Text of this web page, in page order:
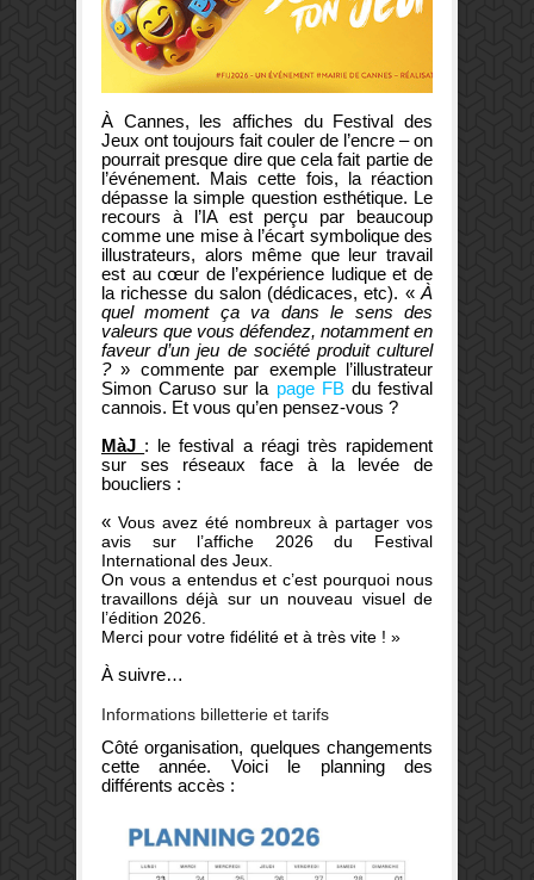
À Cannes, les affiches du Festival des
Jeux ont toujours fait couler de l’encre – on
pourrait presque dire que cela fait partie de
l’événement. Mais cette fois, la réaction
dépasse la simple question esthétique. Le
recours à l’IA est perçu par beaucoup
comme une mise à l’écart symbolique des
illustrateurs, alors même que leur travail
est au cœur de l’expérience ludique et de
la richesse du salon (dédicaces, etc). « À
quel moment ça va dans le sens des
valeurs que vous défendez, notamment en
faveur d’un jeu de société produit culturel
?» commente par exemple l’illustrateur
Simon Caruso sur la page FBdu festival
cannois. Et vous qu’en pensez-vous ?
MàJ : le festival a réagi très rapidement
sur ses réseaux face à la levée de
boucliers :
« Vous avez été nombreux à partager vos
avis sur l’affiche 2026 du Festival
International des Jeux.
On vous a entendus et c’est pourquoi nous
travaillons déjà sur un nouveau visuel de
l’édition 2026.
Merci pour votre fidélité et à très vite ! »
À suivre…
Informations billetterie et tarifs
Côté organisation, quelques changements
cette année. Voici le planning des
différents accès :